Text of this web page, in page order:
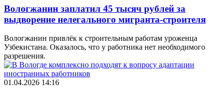
Вологжанин заплатил 45 тысяч рублей за
выдворение нелегального мигранта-строителя
Вологжанин привлёк к строительным работам уроженца
Узбекистана. Оказалось, что у работника нет необходимого
разрешения.
01.04.2026 14:16